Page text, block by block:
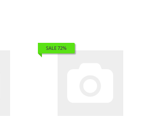
SALE 72%